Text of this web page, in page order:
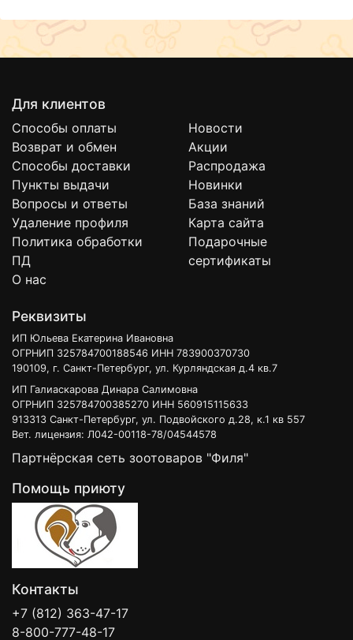
Для клиентов
Способы оплаты
Возврат и обмен
Способы доставки
Пункты выдачи
Вопросы и ответы
Удаление профиля
Политика обработки
ПД
О нас
Новости
Акции
Распродажа
Новинки
База знаний
Карта сайта
Подарочные
сертификаты
Реквизиты
ИП Юльева Екатерина Ивановна
ОГРНИП 325784700188546 ИНН 783900370730
190109, г. Санкт-Петербург, ул. Курляндская д.4 кв.7
ИП Галиаскарова Динара Салимовна
ОГРНИП 325784700385270 ИНН 560915115633
913313 Санкт-Петербург, ул. Подвойского д.28, к.1 кв 557
Вет. лицензия: Л042-00118-78/04544578
Партнёрская сеть зоотоваров "Филя"
Помощь приюту
Контакты
+7 (812) 363-47-17
8-800-777-48-17